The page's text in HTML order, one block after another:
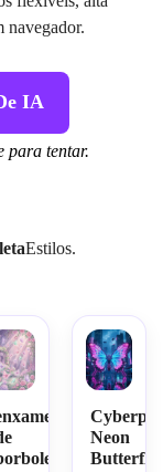
navegador.
IA
para tentar.
Estilos.
Neon
Butterfly